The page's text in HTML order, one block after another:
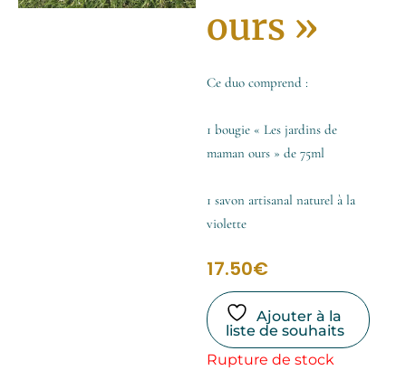
ours »
Ce duo comprend :
1 bougie « Les jardins de
maman ours » de 75ml
1 savon artisanal naturel à la
violette
17.50€
Ajouter à la
liste de souhaits
Rupture de stock